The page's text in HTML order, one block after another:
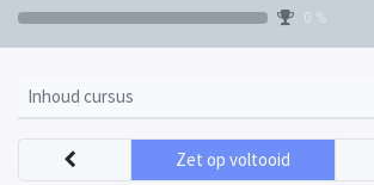
0 %
Inhoud cursus
Zet op voltooid